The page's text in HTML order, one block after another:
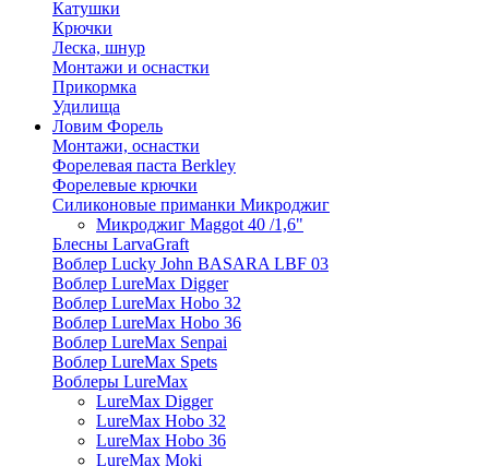
Катушки
Крючки
Леска, шнур
Монтажи и оснастки
Прикормка
Удилища
Ловим Форель
Монтажи, оснастки
Форелевая паста Berkley
Форелевые крючки
Силиконовые приманки Микроджиг
Микроджиг Maggot 40 /1,6"
Блесны LarvaGraft
Воблер Lucky John BASARA LBF 03
Воблер LureMax Digger
Воблер LureMax Hobo 32
Воблер LureMax Hobo 36
Воблер LureMax Senpai
Воблер LureMax Spets
Воблеры LureMax
LureMax Digger
LureMax Hobo 32
LureMax Hobo 36
LureMax Moki